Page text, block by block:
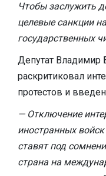
Чтобы заслужить
целевые санкции
государственных
Депутат Владимир
раскритиковал
протестов и
— Отключение
иностранных
ставят под
страна на